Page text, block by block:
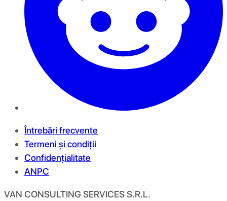
Întrebări frecvente
Termeni și condiții
Confidențialitate
ANPC
VAN CONSULTING SERVICES S.R.L.